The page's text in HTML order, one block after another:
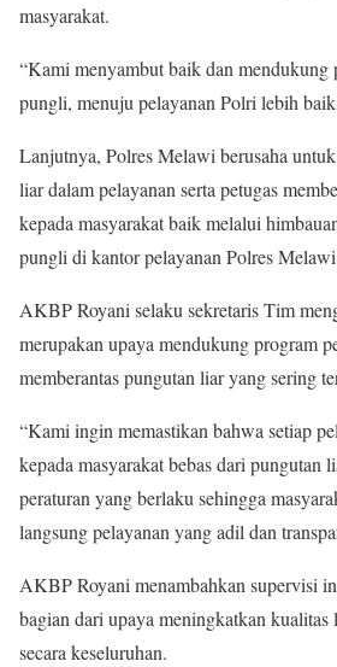
masyarakat.
“Kami menyambut baik dan mendukung
pungli, menuju pelayanan Polri lebih
Lanjutnya, Polres Melawi berusaha
liar dalam pelayanan serta petugas
kepada masyarakat baik melalui
pungli di kantor pelayanan Polres
AKBP Royani selaku sekretaris Tim
merupakan upaya mendukung program
memberantas pungutan liar yang sering
“Kami ingin memastikan bahwa setiap
kepada masyarakat bebas dari pungutan
peraturan yang berlaku sehingga
langsung pelayanan yang adil dan
AKBP Royani menambahkan supervisi
bagian dari upaya meningkatkan
secara keseluruhan.